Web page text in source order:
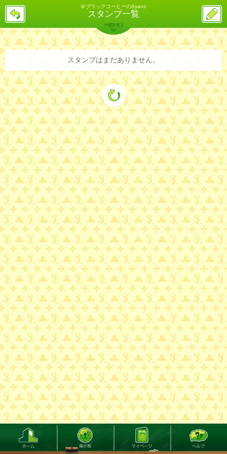
＠ブラックコーヒーのAyano
スタンプ一覧
戻
ス
投
稿
バックナンバー 詳細検索 ランキング
MENU
スタンプはまだありません。